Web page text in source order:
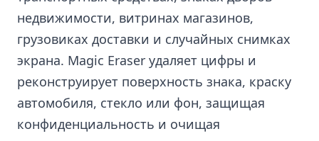
недвижимости, витринах магазинов,
грузовиках доставки и случайных снимках
экрана. Magic Eraser удаляет цифры и
реконструирует поверхность знака, краску
автомобиля, стекло или фон, защищая
конфиденциальность и очищая